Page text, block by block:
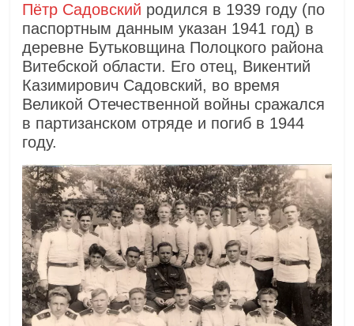
Пётр Садовский родился в 1939 году (по
паспортным данным указан 1941 год) в
деревне Бутьковщина Полоцкого района
Витебской области. Его отец, Викентий
Казимирович Садовский, во время
Великой Отечественной войны сражался
в партизанском отряде и погиб в 1944
году.